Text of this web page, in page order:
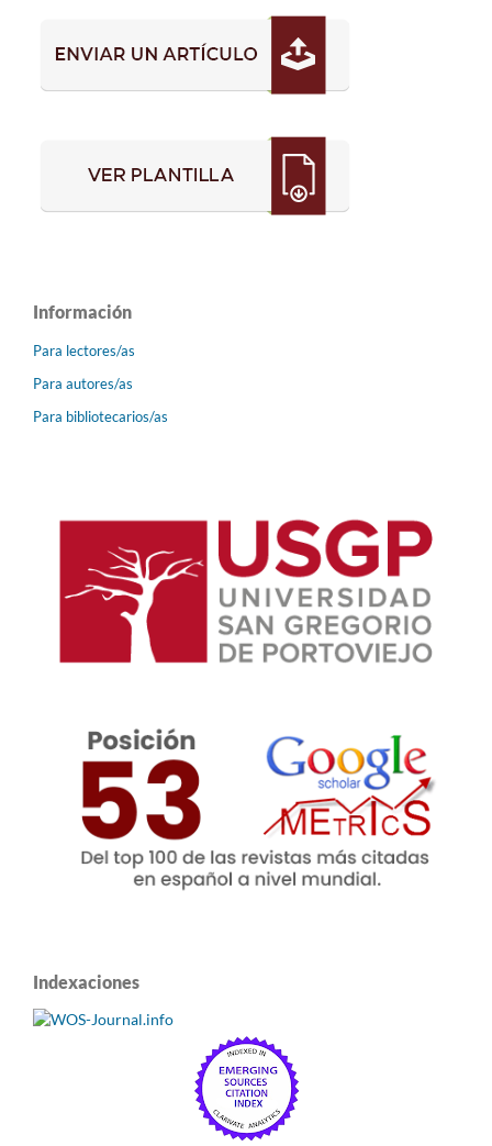
Información
Para lectores/as
Para autores/as
Para bibliotecarios/as
Indexaciones